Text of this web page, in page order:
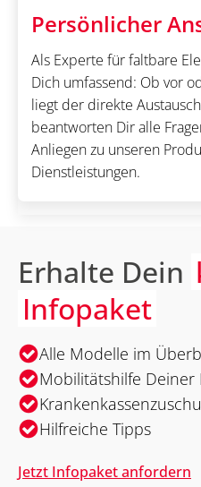
Persönlicher
Als Experte für faltbare
Dich umfassend: Ob vor
liegt der direkte
beantworten Dir alle
Anliegen zu unseren
Dienstleistungen.
Erhalte Dein
Infopaket
Alle Modelle im
Mobilitätshilfe Deiner
Hilfreiche Tipps
Jetzt Infopaket anfordern